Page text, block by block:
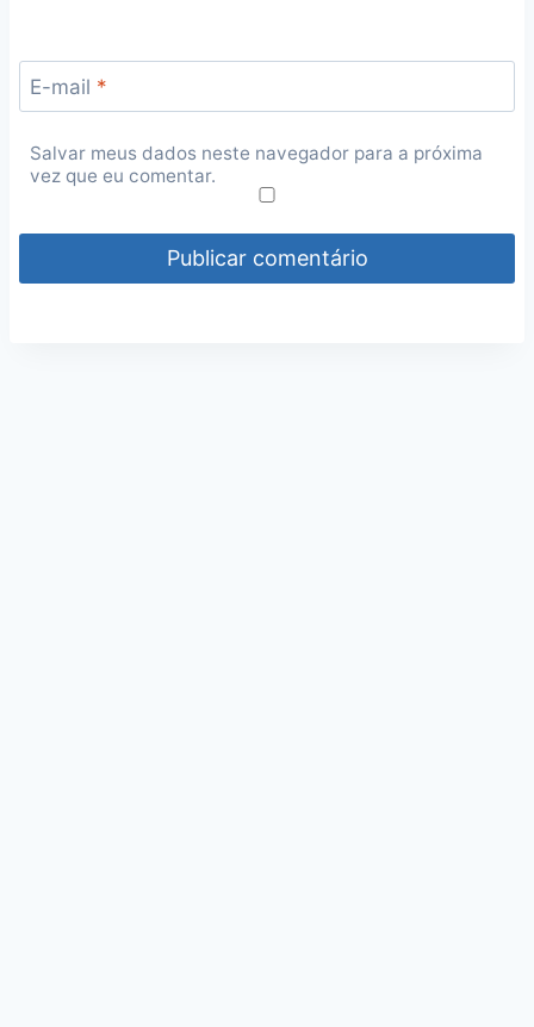
E-mail *
Salvar meus dados neste navegador para a próxima
vez que eu comentar.